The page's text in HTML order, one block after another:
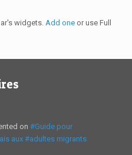
widgets. Add oneor use Full
on #Guide pour
aux #adultes migrants